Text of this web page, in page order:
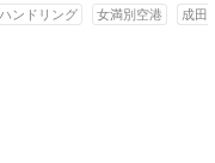
ンドリング 女満別空港 成田